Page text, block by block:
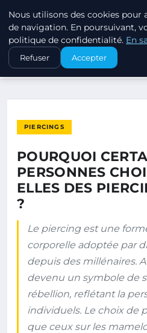
PIERCINGS ET
ACCUEIL
PIERCINGS
POURQUOI CERTAINES
PIERCINGS
POURQUOI
PERSONNES
ELLES DES
?
Le piercing est une
corporelle adoptée par
depuis des millénaires.
devenu un symbole de
rébellion, reflétant la
individuels. Le choix de
que ceux sur les
Nous utilisons des cookies pour
de navigation. En poursuivant,
politique de confidentialité. En
Refuser Accepter